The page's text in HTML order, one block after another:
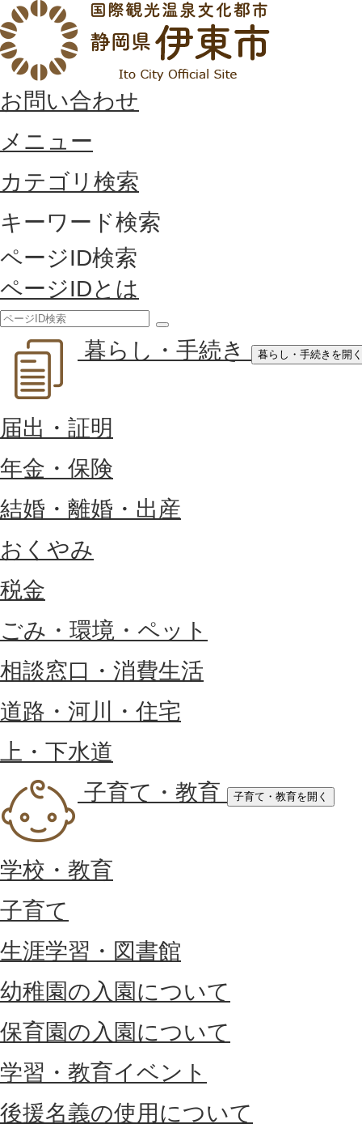
お問い合わせ
メニュー
カテゴリ検索
キーワード検索
ページID検索
ページIDとは
索
暮らし・手続き 暮らし・手続きを開く
届出・証明
年金・保険
結婚・離婚・出産
おくやみ
税金
ごみ・環境・ペット
相談窓口・消費生活
道路・河川・住宅
上・下水道
子育て・教育
子育て・教育を開く
学校・教育
子育て
生涯学習・図書館
幼稚園の入園について
保育園の入園について
学習・教育イベント
後援名義の使用について